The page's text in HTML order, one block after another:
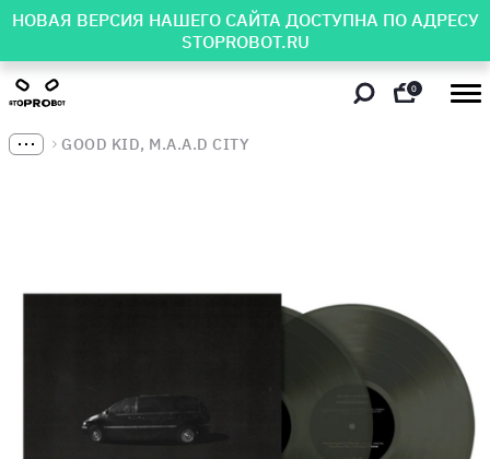
НОВАЯ ВЕРСИЯ НАШЕГО САЙТА ДОСТУПНА ПО АДРЕСУ
STOPROBOT.RU
0
GOOD KID, M.A.A.D CITY